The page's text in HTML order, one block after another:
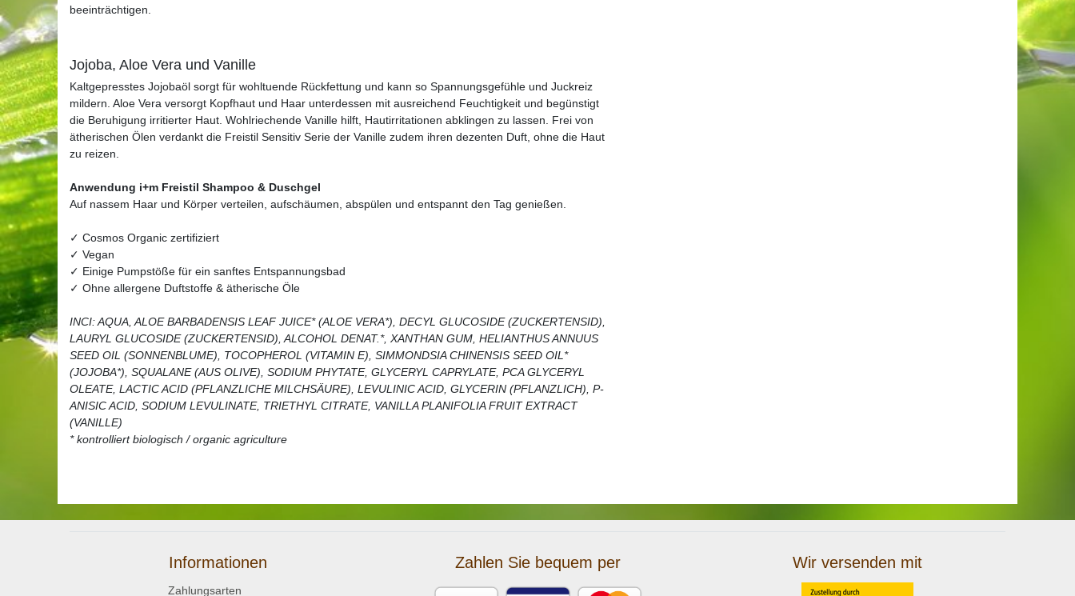
beeinträchtigen.
Jojoba, Aloe Vera und Vanille
Kaltgepresstes Jojobaöl sorgt für wohltuende Rückfettung und kann so Spannungsgefühle und Juckreiz
mildern. Aloe Vera versorgt Kopfhaut und Haar unterdessen mit ausreichend Feuchtigkeit und begünstigt
die Beruhigung irritierter Haut. Wohlriechende Vanille hilft, Hautirritationen abklingen zu lassen. Frei von
ätherischen Ölen verdankt die Freistil Sensitiv Serie der Vanille zudem ihren dezenten Duft, ohne die Haut
zu reizen.
Anwendung i+m Freistil Shampoo & Duschgel
Auf nassem Haar und Körper verteilen, aufschäumen, abspülen und entspannt den Tag genießen.
✓ Cosmos Organic zertifiziert
✓ Vegan
✓ Einige Pumpstöße für ein sanftes Entspannungsbad
✓ Ohne allergene Duftstoffe & ätherische Öle
INCI: AQUA, ALOE BARBADENSIS LEAF JUICE* (ALOE VERA*), DECYL GLUCOSIDE (ZUCKERTENSID),
LAURYL GLUCOSIDE (ZUCKERTENSID), ALCOHOL DENAT.*, XANTHAN GUM, HELIANTHUS ANNUUS
SEED OIL (SONNENBLUME), TOCOPHEROL (VITAMIN E), SIMMONDSIA CHINENSIS SEED OIL*
(JOJOBA*), SQUALANE (AUS OLIVE), SODIUM PHYTATE, GLYCERYL CAPRYLATE, PCA GLYCERYL
OLEATE, LACTIC ACID (PFLANZLICHE MILCHSÄURE), LEVULINIC ACID, GLYCERIN (PFLANZLICH), P-
ANISIC ACID, SODIUM LEVULINATE, TRIETHYL CITRATE, VANILLA PLANIFOLIA FRUIT EXTRACT
(VANILLE)
* kontrolliert biologisch / organic agriculture
Informationen
Zahlungsarten
Zahlen Sie bequem per Wir versenden mit